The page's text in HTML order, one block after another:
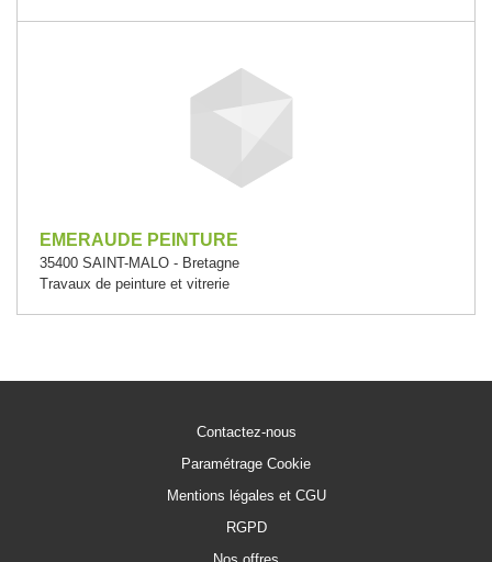
EMERAUDE PEINTURE
35400 SAINT-MALO - Bretagne
Travaux de peinture et vitrerie
Contactez-nous
Paramétrage Cookie
Mentions légales et CGU
RGPD